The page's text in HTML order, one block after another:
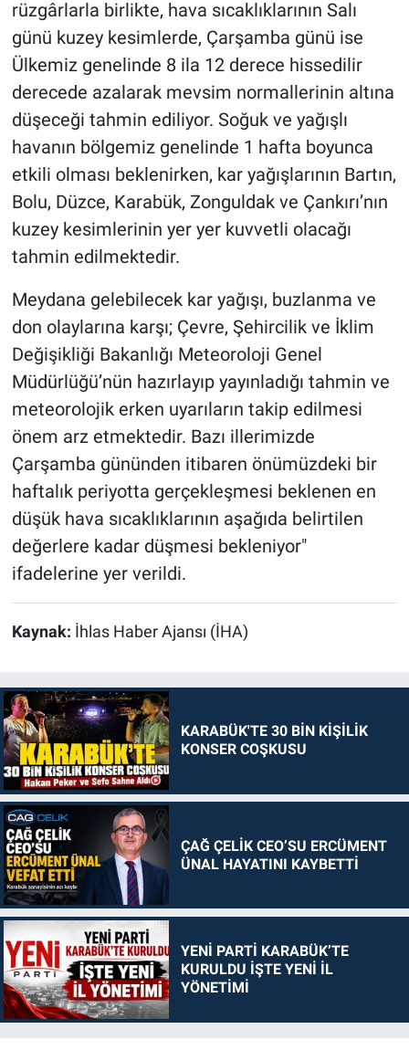
rüzgârlarla birlikte, hava sıcaklıklarının Salı
günü kuzey kesimlerde, Çarşamba günü ise
Ülkemiz genelinde 8 ila 12 derece hissedilir
derecede azalarak mevsim normallerinin altına
düşeceği tahmin ediliyor. Soğuk ve yağışlı
havanın bölgemiz genelinde 1 hafta boyunca
etkili olması beklenirken, kar yağışlarının Bartın,
Bolu, Düzce, Karabük, Zonguldak ve Çankırı’nın
kuzey kesimlerinin yer yer kuvvetli olacağı
tahmin edilmektedir.
Meydana gelebilecek kar yağışı, buzlanma ve
don olaylarına karşı; Çevre, Şehircilik ve İklim
Değişikliği Bakanlığı Meteoroloji Genel
Müdürlüğü’nün hazırlayıp yayınladığı tahmin ve
meteorolojik erken uyarıların takip edilmesi
önem arz etmektedir. Bazı illerimizde
Çarşamba gününden itibaren önümüzdeki bir
haftalık periyotta gerçekleşmesi beklenen en
düşük hava sıcaklıklarının aşağıda belirtilen
değerlere kadar düşmesi bekleniyor"
ifadelerine yer verildi.
Kaynak: İhlas Haber Ajansı (İHA)
KARABÜK'TE 30 BİN KİŞİLİK
KONSER COŞKUSU
ÇAĞ ÇELİK CEO’SU ERCÜMENT
ÜNAL HAYATINI KAYBETTİ
YENİ PARTİ KARABÜK’TE
KURULDU İŞTE YENİ İL
YÖNETİMİ